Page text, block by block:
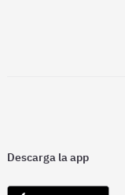
Descarga la app